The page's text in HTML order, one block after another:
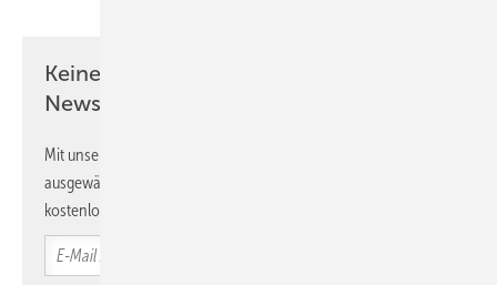
Keine Zeit? Kein Problem mit dem PV
Newsletter!
Mit unserem Newsletter erhalten Sie regelmäßig von uns
ausgewählte Informationen und Neuigkeiten, gebündelt und
kostenlos direkt ins Postfach.